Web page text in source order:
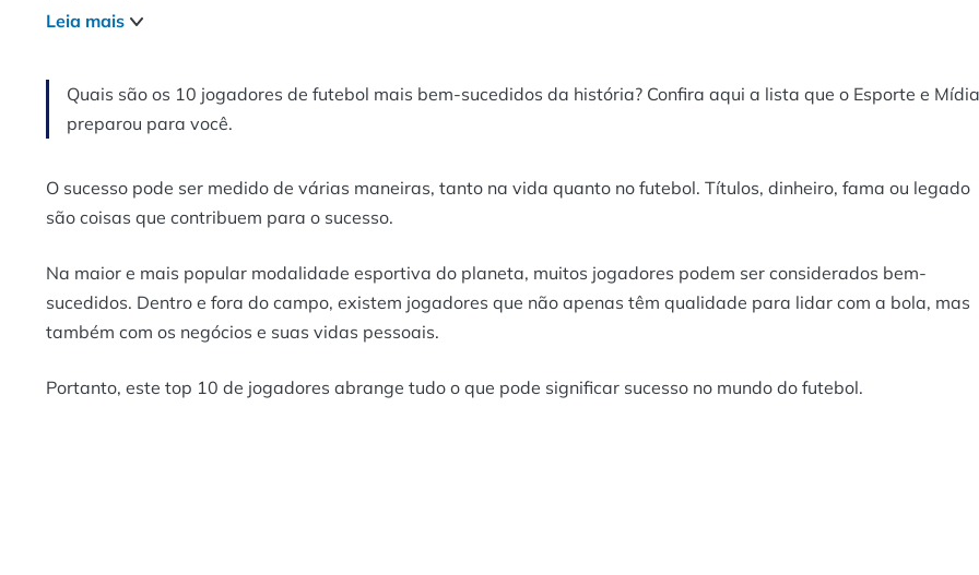
Leia mais
Quais são os 10 jogadores de futebol mais bem-sucedidos da história? Confira aqui a lista que o Esporte e Mídia
preparou para você.
O sucesso pode ser medido de várias maneiras, tanto na vida quanto no futebol. Títulos, dinheiro, fama ou legado
são coisas que contribuem para o sucesso.
Na maior e mais popular modalidade esportiva do planeta, muitos jogadores podem ser considerados bem-
sucedidos. Dentro e fora do campo, existem jogadores que não apenas têm qualidade para lidar com a bola, mas
também com os negócios e suas vidas pessoais.
Portanto, este top 10 de jogadores abrange tudo o que pode significar sucesso no mundo do futebol.